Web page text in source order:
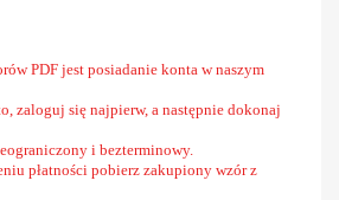
PDF jest posiadanie konta w naszym
zaloguj się najpierw, a następnie dokonaj
i bezterminowy.
płatności pobierz zakupiony wzór z